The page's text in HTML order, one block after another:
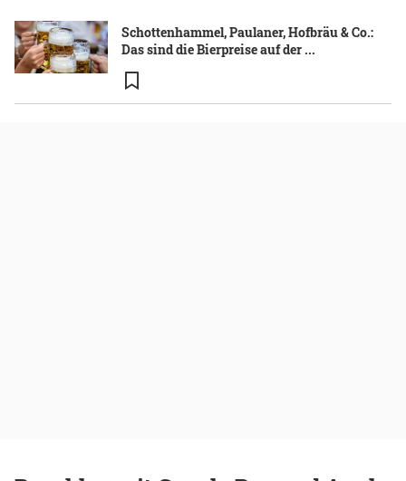
Schottenhammel, Paulaner, Hofbräu & Co.:
Das sind die Bierpreise auf der ...